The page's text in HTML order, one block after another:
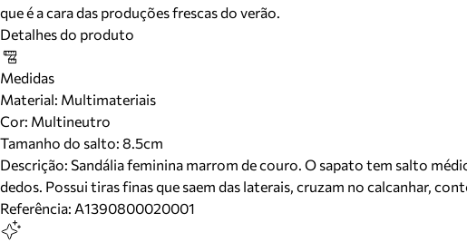
que é a cara das produções frescas do verão.
Detalhes do produto
Medidas
Material: Multimateriais
Cor: Multineutro
Tamanho do salto: 8.5cm
Descrição: Sandália feminina marrom de couro. O sapato tem salto
dedos. Possui tiras finas que saem das laterais, cruzam no calcanhar,
Referência: A1390800020001